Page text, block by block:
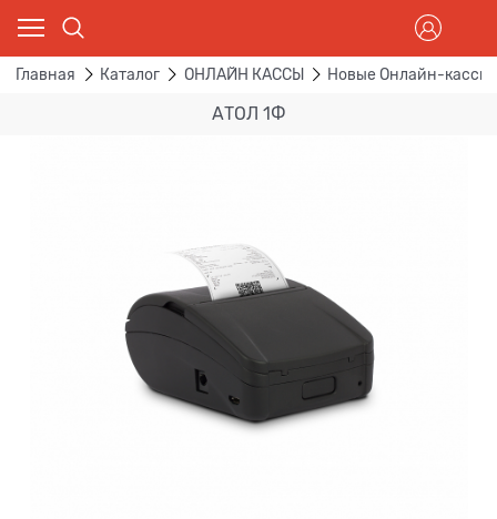
Главная Каталог ОНЛАЙН КАССЫ Новые Онлайн-кассы
АТОЛ 1Ф